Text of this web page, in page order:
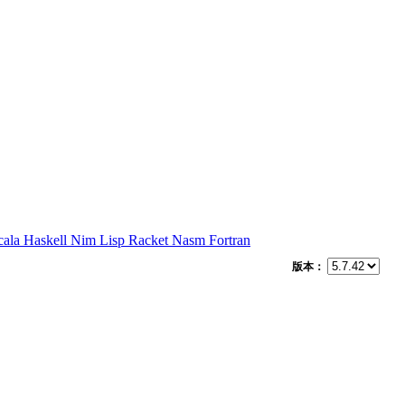
Haskell Nim Lisp Racket Nasm Fortran
版本：